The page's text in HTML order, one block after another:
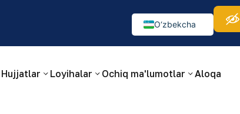
Изображения: 👁
O‘zbekcha
Русский
Hujjatlar Loyihalar Ochiq ma'lumotlar Aloqa